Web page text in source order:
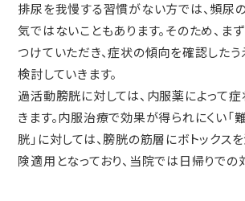
排尿を我慢する習慣がない方では、頻尿
気ではないこともあります。そのため、ま
つけていただき、症状の傾向を確認したう
検討していきます。
過活動膀胱に対しては、内服薬によって
きます。内服治療で効果が得られにくい「
胱」に対しては、膀胱の筋層にボトックス
険適用となっており、当院では日帰りでの